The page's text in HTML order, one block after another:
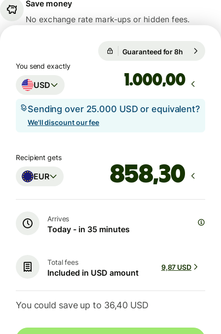
Save money
No exchange rate mark-ups or hidden fees.
Guaranteed for 8h
You send exactly
USD ,00
Sending over 25.000 USD or equivalent?
We'll discount our fee
Recipient gets
EUR
Arrives
Today - in 35 minutes
Total fees
Included in USD amount
9,87 USD
You could save up to 36,40 USD